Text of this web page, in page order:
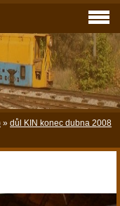
» důl KIN konec dubna 2008